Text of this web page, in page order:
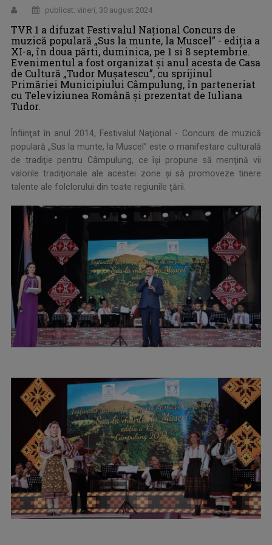
publicat: vineri, 30 august 2024
TVR 1 a difuzat Festivalul Național Concurs de
muzică populară „Sus la munte, la Muscel” - ediţia a
XI-a, în doua părti, duminica, pe 1 si 8 septembrie.
Evenimentul a fost organizat și anul acesta de Casa
de Cultură „Tudor Mușatescu”, cu sprijinul
Primăriei Municipiului Câmpulung, în parteneriat
cu Televiziunea Română și prezentat de Iuliana
Tudor.
Înfiinţat în anul 2014, Festivalul Naţional - Concurs de muzică
populară „Sus la munte, la Muscel” este o manifestare culturală
de tradiţie pentru Câmpulung, ce își propune să menţină vii
valorile tradiţionale ale acestei zone şi să promoveze tinere
talente ale folclorului din toate regiunile ţării.